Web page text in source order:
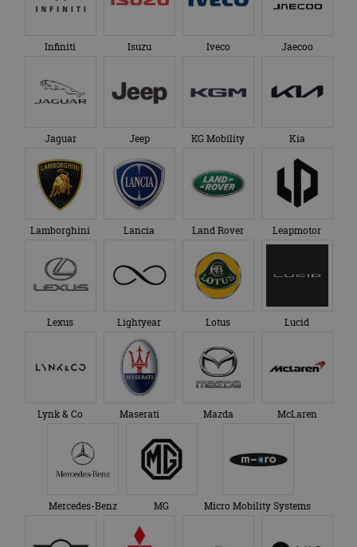
Infiniti Isuzu Iveco Jaecoo
Jaguar Jeep KG Mobility Kia
Lamborghini Lancia Land Rover Leapmotor
Lexus Lightyear Lotus Lucid
Lynk & Co Maserati Mazda McLaren
Mercedes-Benz MG Micro Mobility Systems